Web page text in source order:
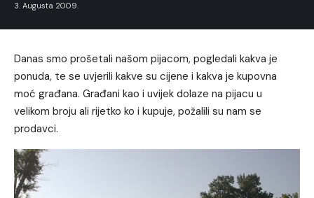
3. Augusta 2009.
Danas smo prošetali našom pijacom, pogledali kakva je
ponuda, te se uvjerili kakve su cijene i kakva je kupovna
moć građana. Građani kao i uvijek dolaze na pijacu u
velikom broju ali rijetko ko i kupuje, požalili su nam se
prodavci.